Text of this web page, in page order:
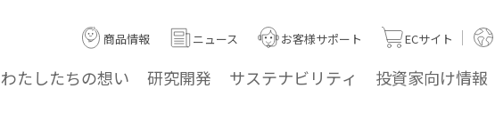
わたしたちの想い 研究開発 サステナビリティ 投資家向け情報
商品情報 ニュース お客様サポート ECサイト